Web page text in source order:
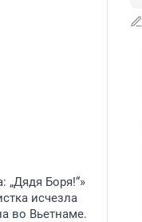
„Дядя Боря!“»
исчезла
во Вьетнаме.